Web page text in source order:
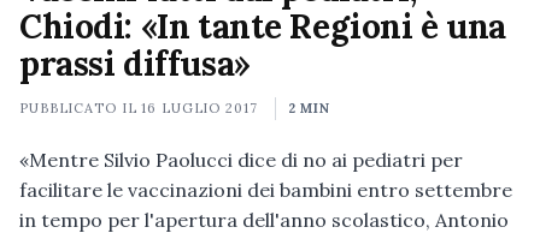
Chiodi: «In tante Regioni è una
prassi diffusa»
PUBBLICATO IL16 LUGLIO 2017 2 MIN
«Mentre Silvio Paolucci dice di no ai pediatri per
facilitare le vaccinazioni dei bambini entro settembre
in tempo per l'apertura dell'anno scolastico, Antonio